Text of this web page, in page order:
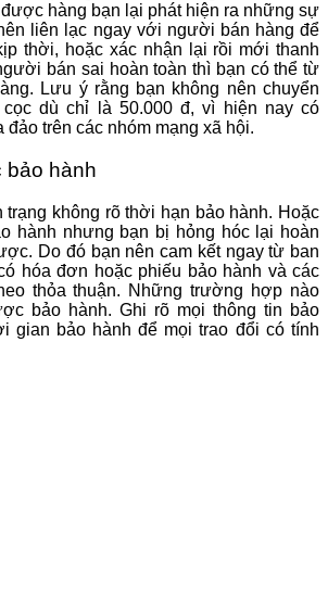
hàng bạn lại phát hiện ra những sự
liên lạc ngay với người bán hàng để
thời, hoặc xác nhận lại rồi mới thanh
bán sai hoàn toàn thì bạn có thể từ
Lưu ý rằng bạn không nên chuyển
dù chỉ là 50.000 đ, vì hiện nay có
trên các nhóm mạng xã hội.
bảo hành
trạng không rõ thời hạn bảo hành. Hoặc
hành nhưng bạn bị hỏng hóc lại hoàn
Do đó bạn nên cam kết ngay từ ban
hóa đơn hoặc phiếu bảo hành và các
thỏa thuận. Những trường hợp nào
bảo hành. Ghi rõ mọi thông tin bảo
gian bảo hành để mọi trao đổi có tính